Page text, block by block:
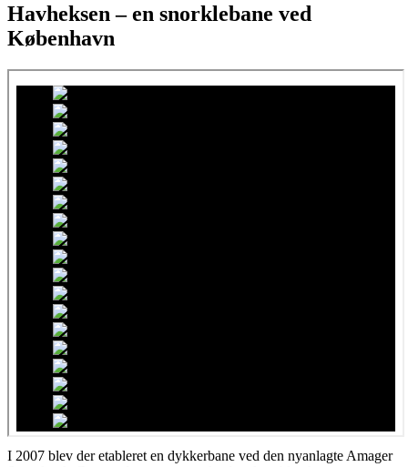
Havheksen – en snorklebane ved
København
I 2007 blev der etableret en dykkerbane ved den nyanlagte Amager